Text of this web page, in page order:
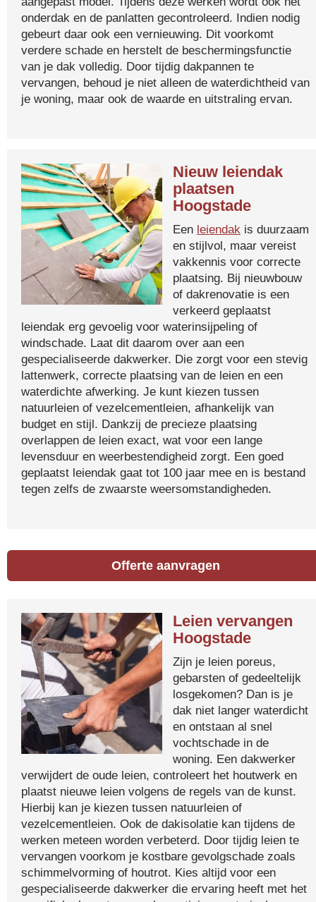
onderdak en de panlatten gecontroleerd. Indien nodig
gebeurt daar ook een vernieuwing. Dit voorkomt
verdere schade en herstelt de beschermingsfunctie
van je dak volledig. Door tijdig dakpannen te
vervangen, behoud je niet alleen de waterdichtheid van
je woning, maar ook de waarde en uitstraling ervan.
Nieuw leiendak
plaatsen
Hoogstade
Een leiendak is duurzaam
en stijlvol, maar vereist
vakkennis voor correcte
plaatsing. Bij nieuwbouw
of dakrenovatie is een
verkeerd geplaatst
leiendak erg gevoelig voor waterinsijpeling of
windschade. Laat dit daarom over aan een
gespecialiseerde dakwerker. Die zorgt voor een stevig
lattenwerk, correcte plaatsing van de leien en een
waterdichte afwerking. Je kunt kiezen tussen
natuurleien of vezelcementleien, afhankelijk van
budget en stijl. Dankzij de precieze plaatsing
overlappen de leien exact, wat voor een lange
levensduur en weerbestendigheid zorgt. Een goed
geplaatst leiendak gaat tot 100 jaar mee en is bestand
tegen zelfs de zwaarste weersomstandigheden.
Offerte aanvragen
Leien vervangen
Hoogstade
Zijn je leien poreus,
gebarsten of gedeeltelijk
losgekomen? Dan is je
dak niet langer waterdicht
en ontstaan al snel
vochtschade in de
woning. Een dakwerker
verwijdert de oude leien, controleert het houtwerk en
plaatst nieuwe leien volgens de regels van de kunst.
Hierbij kan je kiezen tussen natuurleien of
vezelcementleien. Ook de dakisolatie kan tijdens de
werken meteen worden verbeterd. Door tijdig leien te
vervangen voorkom je kostbare gevolgschade zoals
schimmelvorming of houtrot. Kies altijd voor een
gespecialiseerde dakwerker die ervaring heeft met het